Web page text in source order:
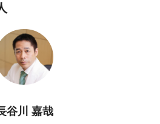
谷川 嘉哉